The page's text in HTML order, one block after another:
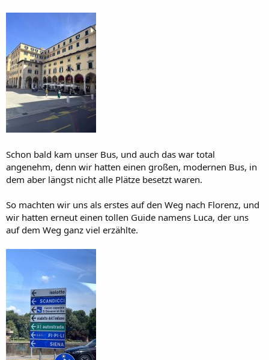
Schon bald kam unser Bus, und auch das war total
angenehm, denn wir hatten einen großen, modernen Bus, in
dem aber längst nicht alle Plätze besetzt waren.
So machten wir uns als erstes auf den Weg nach Florenz, und
wir hatten erneut einen tollen Guide namens Luca, der uns
auf dem Weg ganz viel erzählte.